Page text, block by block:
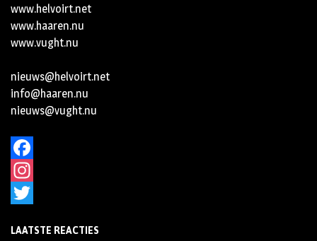
www.helvoirt.net
www.haaren.nu
www.vught.nu
nieuws@helvoirt.net
info@haaren.nu
nieuws@vught.nu
Facebook
Instagram
LAATSTE REACTIES